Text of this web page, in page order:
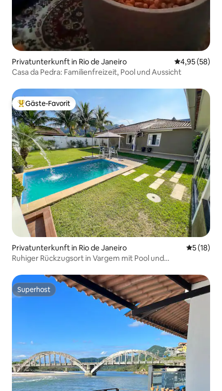
Privatunterkunft in Rio de Janeiro
4,95 (58)
Casa da Pedra: Familienfreizeit, Pool und Aussicht
Beliebter Gäste-Favorit.
Gäste-Favorit
Privatunterkunft in Rio de Janeiro
5 (18)
Ruhiger Rückzugsort in Vargem mit Pool und
Superhost
Superhost